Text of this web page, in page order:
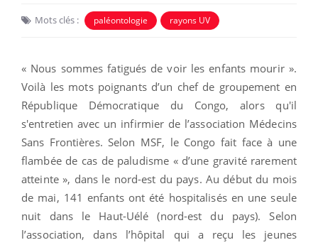
Mots clés : paléontologie rayons UV
« Nous sommes fatigués de voir les enfants mourir ».
Voilà les mots poignants d’un chef de groupement en
République Démocratique du Congo, alors qu'il
s'entretien avec un infirmier de l’association Médecins
Sans Frontières. Selon MSF, le Congo fait face à une
flambée de cas de paludisme « d’une gravité rarement
atteinte », dans le nord-est du pays. Au début du mois
de mai, 141 enfants ont été hospitalisés en une seule
nuit dans le Haut-Uélé (nord-est du pays). Selon
l’association, dans l’hôpital qui a reçu les jeunes